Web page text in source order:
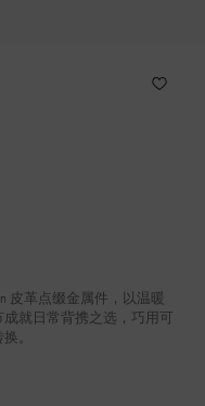
皮革点缀金属件，以温暖
就日常背携之选，巧用可
。